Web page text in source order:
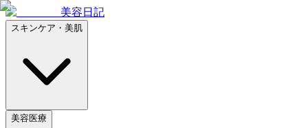
美容日記
スキンケア・美肌
美容医療